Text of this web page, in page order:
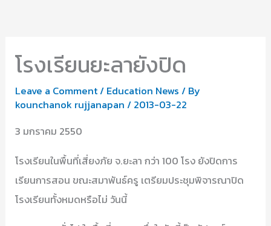
โรงเรียนยะลายังปิด
Leave a Comment/ Education News / By
kounchanok rujjanapan/ 2013-03-22
3 มกราคม 2550
โรงเรียนในพื้นที่เสี่ยงภัย จ.ยะลา กว่า 100 โรง ยังปิดการ
เรียนการสอน ขณะสมาพันธ์ครู เตรียมประชุมพิจารณาปิด
โรงเรียนทั้งหมดหรือไม่ วันนี้